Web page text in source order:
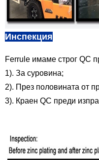
Инспекция
Ferrule имаме строг QC
1). За суровина;
2). През половината от
3). Краен QC преди